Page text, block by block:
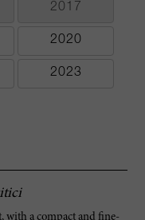
2017
2020
2023
with a compact and fine-